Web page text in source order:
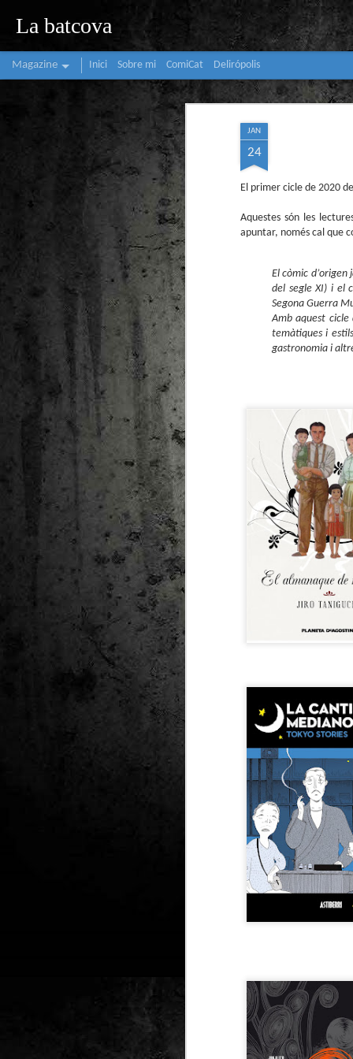
JAN
24
El primer cicle de 2020
Aquestes són les
apuntar, només cal que
El còmic
del segle XI) i el
Segona Guerra
Amb aquest
temàtiques i
gastronomia i
La batcova
Magazine Inici Sobre mi ComiCat Delirópolis
DEC
24
Club de lectura de
còmics: hivern 2026
Any nou, nou trimestre i noves
lectures al club de lectura de còmics
de la Biblioteca Pública de Tarragona,
gratuït i en línia amb l'aplicació Tellfy.